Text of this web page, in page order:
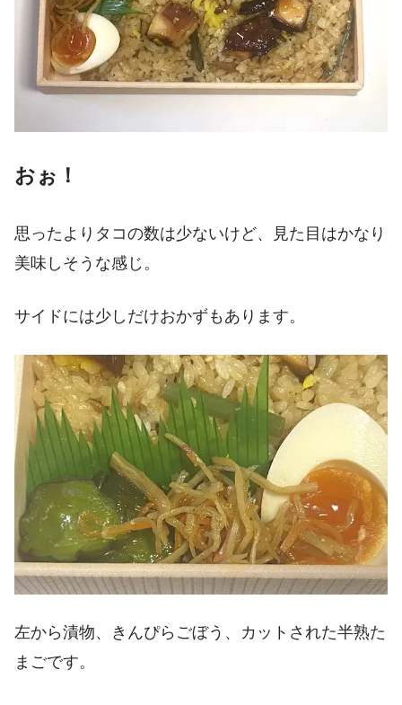
おぉ！
思ったよりタコの数は少ないけど、見た目はかなり
美味しそうな感じ。
サイドには少しだけおかずもあります。
左から漬物、きんぴらごぼう、カットされた半熟た
まごです。